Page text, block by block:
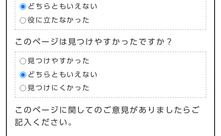
どちらともいえない
役に立たなかった
このページは見つけやすかったですか？
見つけやすかった
どちらともいえない
見つけにくかった
このページに関してのご意見がありましたらご
記入ください。